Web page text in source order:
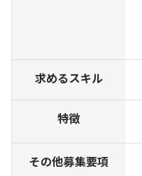
求めるスキル
特徴
その他募集要項